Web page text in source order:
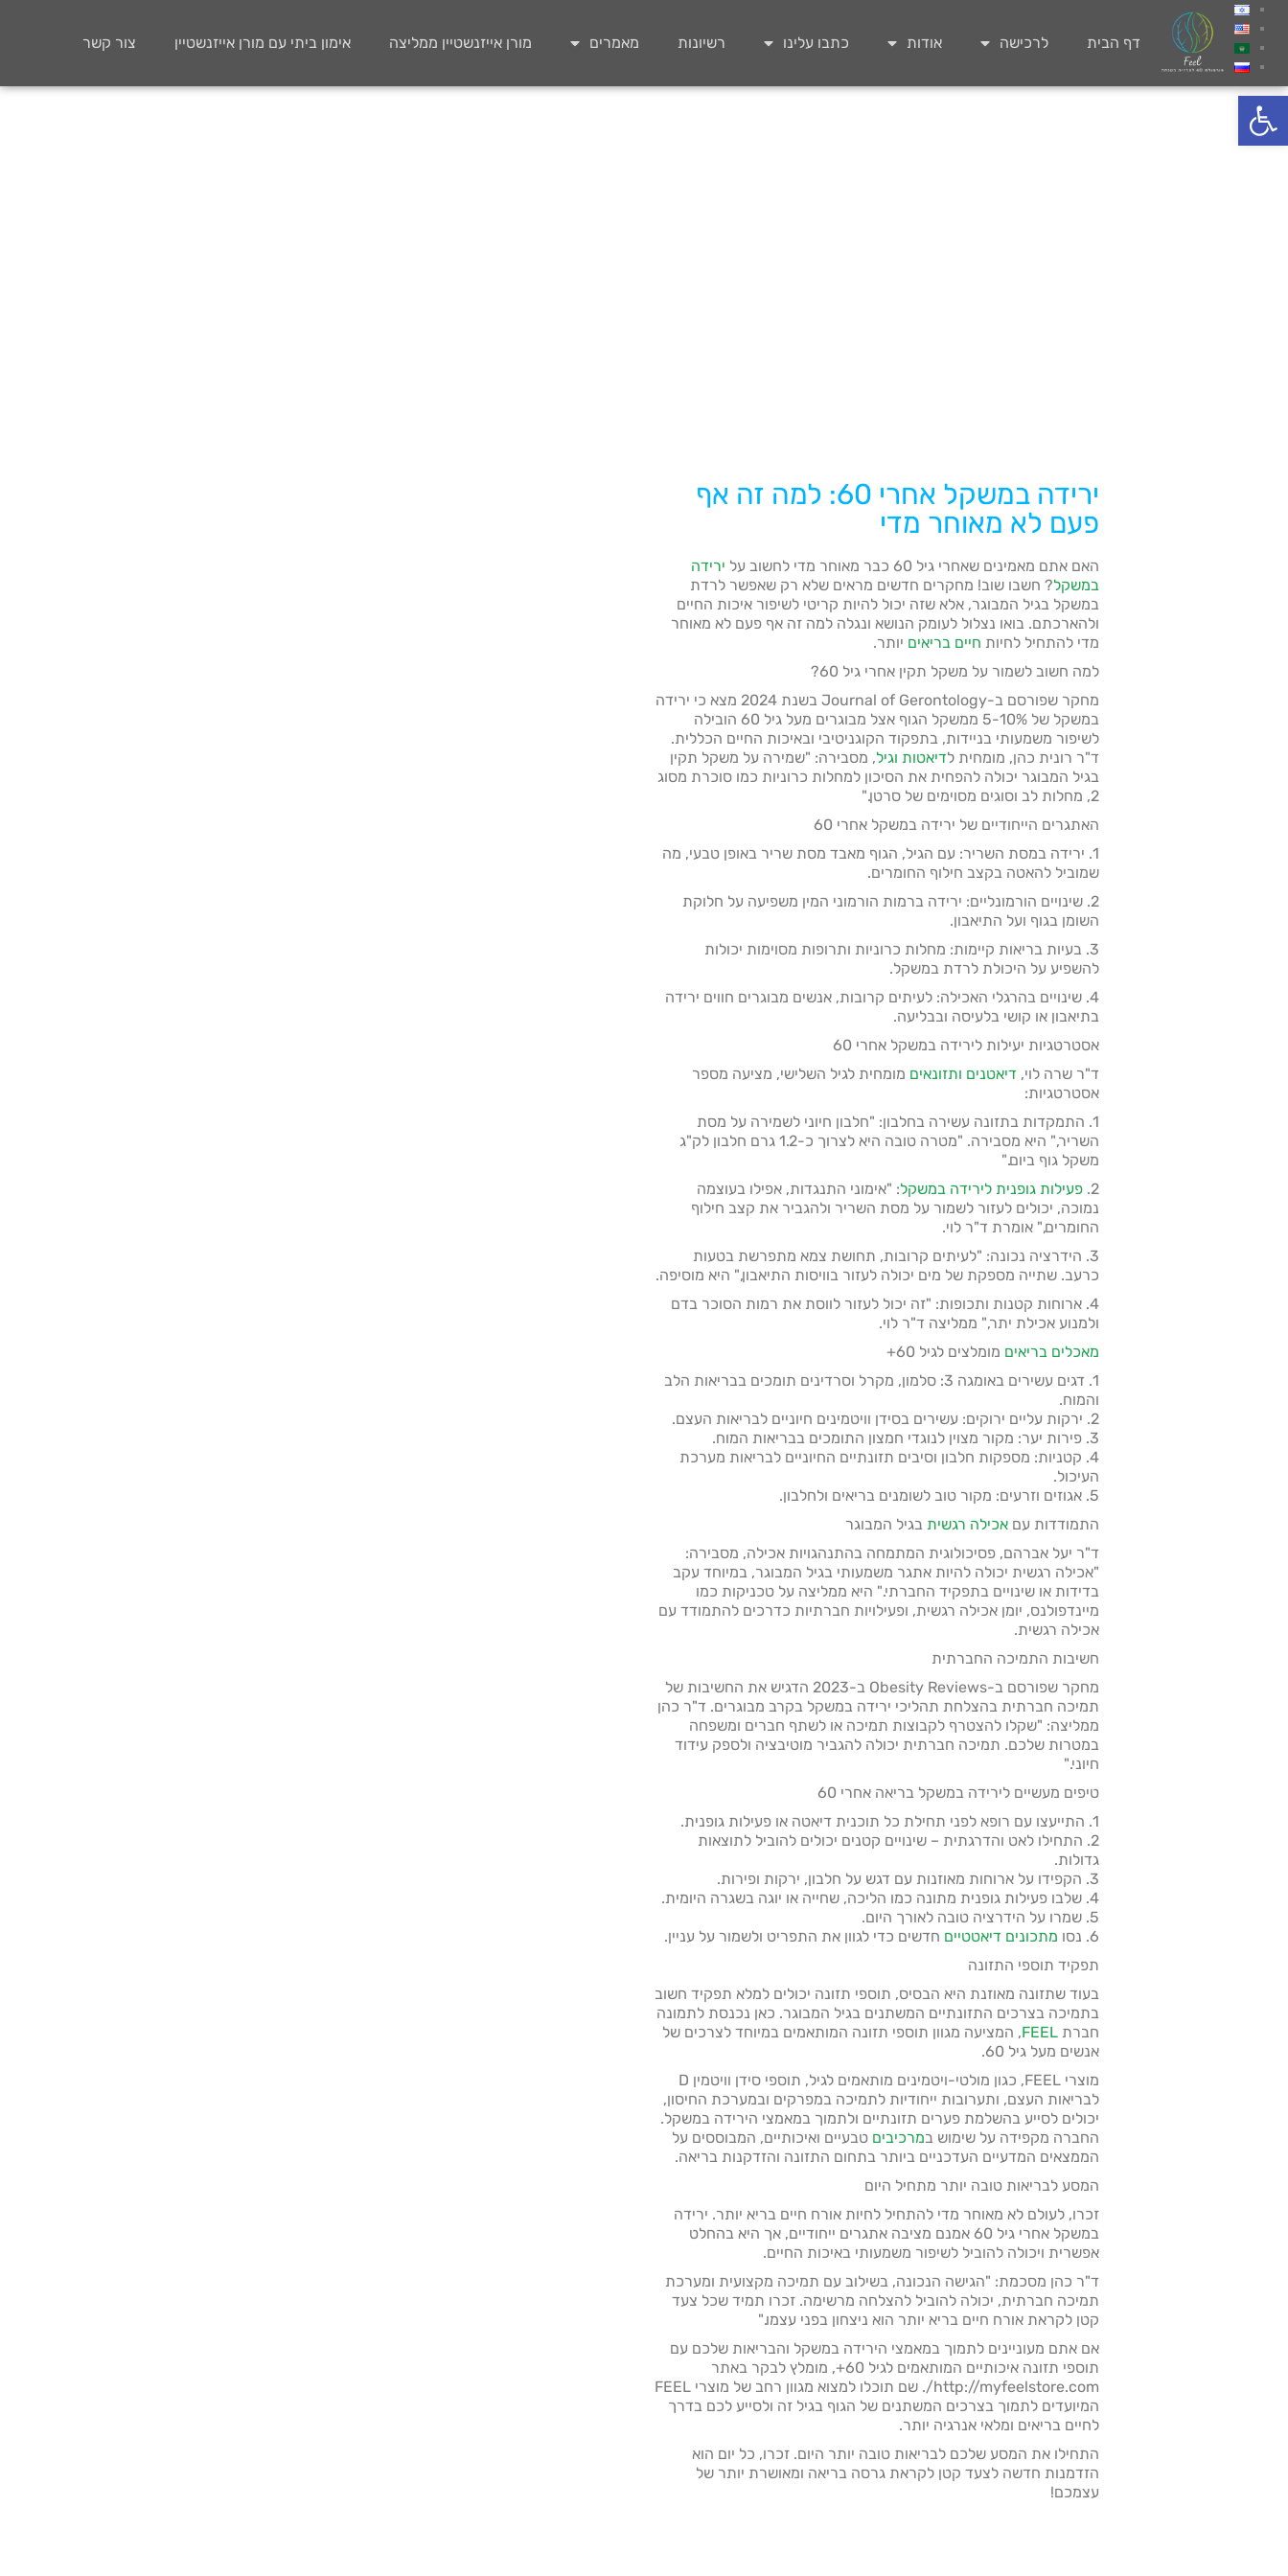
פתח סרגל נגישות
דף הבית לרכישה אודות כתבו עלינו רשיונות מאמרים מורן אייזנשטיין ממליצה אימון ביתי עם מורן אייזנשטיין צור קשר
ירידה במשקל אחרי 60: למה זה אף
פעם לא מאוחר מדי
האם אתם מאמינים שאחרי גיל 60 כבר מאוחר מדי לחשוב על
ירידה
במשקל? חשבו שוב! מחקרים חדשים מראים שלא רק שאפשר לרדת
במשקל בגיל המבוגר, אלא שזה יכול להיות קריטי לשיפור איכות החיים
ולהארכתם. בואו נצלול לעומק הנושא ונגלה למה זה אף פעם לא מאוחר
מדי להתחיל לחיות חיים בריאים יותר.
למה חשוב לשמור על משקל תקין אחרי גיל 60?
מחקר שפורסם ב-Journal of Gerontology בשנת 2024 מצא כי ירידה
במשקל של 5-10% ממשקל הגוף אצל מבוגרים מעל גיל 60 הובילה
לשיפור משמעותי בניידות, בתפקוד הקוגניטיבי ובאיכות החיים הכללית.
ד"ר רונית כהן, מומחית לדיאטות וגיל, מסבירה: "שמירה על משקל תקין
בגיל המבוגר יכולה להפחית את הסיכון למחלות כרוניות כמו סוכרת מסוג
2, מחלות לב וסוגים מסוימים של סרטן."
האתגרים הייחודיים של ירידה במשקל אחרי 60
1. ירידה במסת השריר: עם הגיל, הגוף מאבד מסת שריר באופן טבעי, מה
שמוביל להאטה בקצב חילוף החומרים.
2. שינויים הורמונליים: ירידה ברמות הורמוני המין משפיעה על חלוקת
השומן בגוף ועל התיאבון.
3. בעיות בריאות קיימות: מחלות כרוניות ותרופות מסוימות יכולות
להשפיע על היכולת לרדת במשקל.
4. שינויים בהרגלי האכילה: לעיתים קרובות, אנשים מבוגרים חווים ירידה
בתיאבון או קושי בלעיסה ובבליעה.
אסטרטגיות יעילות לירידה במשקל אחרי 60
ד"ר שרה לוי, דיאטנים ותזונאים מומחית לגיל השלישי, מציעה מספר
אסטרטגיות:
1. התמקדות בתזונה עשירה בחלבון: "חלבון חיוני לשמירה על מסת
השריר," היא מסבירה. "מטרה טובה היא לצרוך כ-1.2 גרם חלבון לק"ג
משקל גוף ביום."
2. פעילות גופנית לירידה במשקל: "אימוני התנגדות, אפילו בעוצמה
נמוכה, יכולים לעזור לשמור על מסת השריר ולהגביר את קצב חילוף
החומרים," אומרת ד"ר לוי.
3. הידרציה נכונה: "לעיתים קרובות, תחושת צמא מתפרשת בטעות
כרעב. שתייה מספקת של מים יכולה לעזור בוויסות התיאבון," היא מוסיפה.
4. ארוחות קטנות ותכופות: "זה יכול לעזור לווסת את רמות הסוכר בדם
ולמנוע אכילת יתר," ממליצה ד"ר לוי.
מאכלים בריאים מומלצים לגיל 60+
1. דגים עשירים באומגה 3: סלמון, מקרל וסרדינים תומכים בבריאות הלב
והמוח.
2. ירקות עליים ירוקים: עשירים בסידן וויטמינים חיוניים לבריאות העצם.
3. פירות יער: מקור מצוין לנוגדי חמצון התומכים בבריאות המוח.
4. קטניות: מספקות חלבון וסיבים תזונתיים החיוניים לבריאות מערכת
העיכול.
5. אגוזים וזרעים: מקור טוב לשומנים בריאים ולחלבון.
התמודדות עם אכילה רגשית בגיל המבוגר
ד"ר יעל אברהם, פסיכולוגית המתמחה בהתנהגויות אכילה, מסבירה:
"אכילה רגשית יכולה להיות אתגר משמעותי בגיל המבוגר, במיוחד עקב
בדידות או שינויים בתפקיד החברתי." היא ממליצה על טכניקות כמו
מיינדפולנס, יומן אכילה רגשית, ופעילויות חברתיות כדרכים להתמודד עם
אכילה רגשית.
חשיבות התמיכה החברתית
מחקר שפורסם ב-Obesity Reviews ב-2023 הדגיש את החשיבות של
תמיכה חברתית בהצלחת תהליכי ירידה במשקל בקרב מבוגרים. ד"ר כהן
ממליצה: "שקלו להצטרף לקבוצות תמיכה או לשתף חברים ומשפחה
במטרות שלכם. תמיכה חברתית יכולה להגביר מוטיבציה ולספק עידוד
חיוני."
טיפים מעשיים לירידה במשקל בריאה אחרי 60
1. התייעצו עם רופא לפני תחילת כל תוכנית דיאטה או פעילות גופנית.
2. התחילו לאט והדרגתית – שינויים קטנים יכולים להוביל לתוצאות
גדולות.
3. הקפידו על ארוחות מאוזנות עם דגש על חלבון, ירקות ופירות.
4. שלבו פעילות גופנית מתונה כמו הליכה, שחייה או יוגה בשגרה היומית.
5. שמרו על הידרציה טובה לאורך היום.
6. נסו
מתכונים דיאטטיים חדשים כדי לגוון את התפריט ולשמור על עניין.
תפקיד תוספי התזונה
בעוד שתזונה מאוזנת היא הבסיס, תוספי תזונה יכולים למלא תפקיד חשוב
בתמיכה בצרכים התזונתיים המשתנים בגיל המבוגר. כאן נכנסת לתמונה
חברת FEEL, המציעה מגוון תוספי תזונה המותאמים במיוחד לצרכים של
אנשים מעל גיל 60.
מוצרי FEEL, כגון מולטי-ויטמינים מותאמים לגיל, תוספי סידן וויטמין D
לבריאות העצם, ותערובות ייחודיות לתמיכה במפרקים ובמערכת החיסון,
יכולים לסייע בהשלמת פערים תזונתיים ולתמוך במאמצי הירידה במשקל.
החברה מקפידה על שימוש במרכיבים טבעיים ואיכותיים, המבוססים על
הממצאים המדעיים העדכניים ביותר בתחום התזונה והזדקנות בריאה.
המסע לבריאות טובה יותר מתחיל היום
זכרו, לעולם לא מאוחר מדי להתחיל לחיות אורח חיים בריא יותר. ירידה
במשקל אחרי גיל 60 אמנם מציבה אתגרים ייחודיים, אך היא בהחלט
אפשרית ויכולה להוביל לשיפור משמעותי באיכות החיים.
ד"ר כהן מסכמת: "הגישה הנכונה, בשילוב עם תמיכה מקצועית ומערכת
תמיכה חברתית, יכולה להוביל להצלחה מרשימה. זכרו תמיד שכל צעד
קטן לקראת אורח חיים בריא יותר הוא ניצחון בפני עצמו."
אם אתם מעוניינים לתמוך במאמצי הירידה במשקל והבריאות שלכם עם
תוספי תזונה איכותיים המותאמים לגיל 60+, מומלץ לבקר באתר
http://myfeelstore.com/. שם תוכלו למצוא מגוון רחב של מוצרי FEEL
המיועדים לתמוך בצרכים המשתנים של הגוף בגיל זה ולסייע לכם בדרך
לחיים בריאים ומלאי אנרגיה יותר.
התחילו את המסע שלכם לבריאות טובה יותר היום. זכרו, כל יום הוא
הזדמנות חדשה לצעד קטן לקראת גרסה בריאה ומאושרת יותר של
עצמכם!